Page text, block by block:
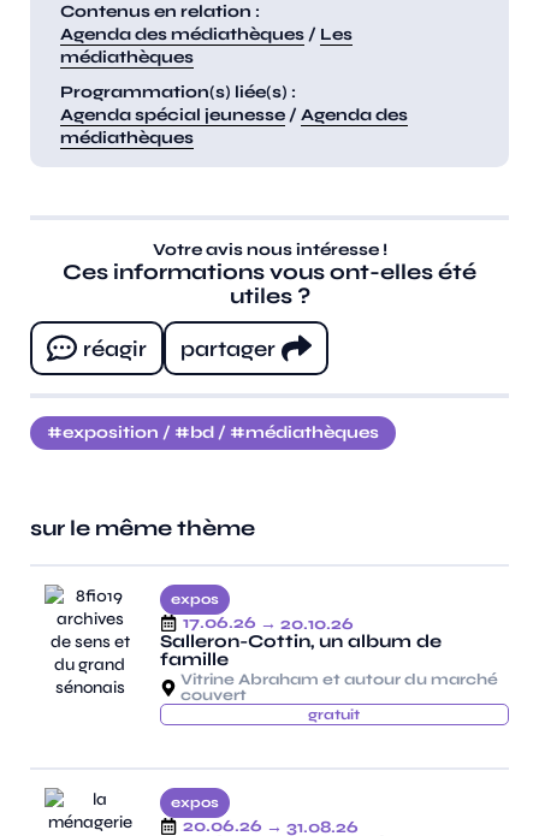
Contenus en relation :
Agenda des médiathèques / Les
médiathèques
Programmation(s) liée(s) :
Agenda spécial jeunesse / Agenda des
médiathèques
Votre avis nous intéresse !
Ces informations vous ont-elles été
utiles ?
réagir
partager
exposition / bd / médiathèques
sur le même thème
expos
17.06.26 → 20.10.26
Salleron-Cottin, un album de
famille
Vitrine Abraham et autour du marché
couvert
gratuit
expos
20.06.26 → 31.08.26